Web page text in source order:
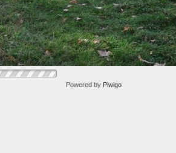
Powered by Piwigo